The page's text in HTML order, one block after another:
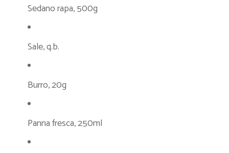
Sedano rapa, 500g
Sale, q.b.
Burro, 20g
Panna fresca, 250ml